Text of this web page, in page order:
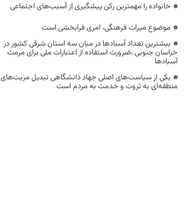
خانواده را مهمترین رکن پیشگیری از آسیب‌های اجتماعی
موضوع میراث فرهنگی، امری فرابخشی است
بیشترین تعداد آسبادها در میان سه استان شرقی کشور در
خراسان جنوبی ،ضرورت استفاده از اعتبارات ملی برای مرمت
آسبادها
یکی از سیاست‌های اصلی جهاد دانشگاهی تبدیل مزیت‌های
منطقه‌ای به ثروت و خدمت به مردم است